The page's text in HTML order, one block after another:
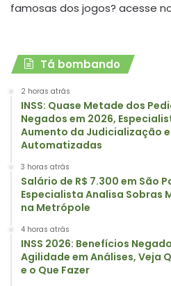
famosas dos jogos? acesse
Tá bombando
2 horas atrás
INSS: Quase Metade dos
Negados em 2026,
Aumento da Judicialização
Automatizadas
3 horas atrás
Salário de R$ 7.300 em São
Especialista Analisa Sobras
na Metrópole
4 horas atrás
INSS 2026: Benefícios
Agilidade em Análises, Veja
e o Que Fazer